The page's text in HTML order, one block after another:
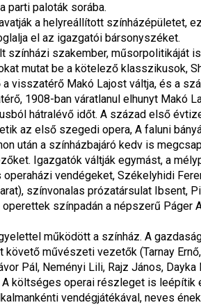
parti paloták sorába.
a helyreállított színházépületet,
el az igazgatói bársonyszéket.
színházi szakember, műsorpolitikáját
mutat be a kötelező
visszatérő Makó Lajost váltja, és a
1908-ban váratlanul elhunyt Makó
hátralévő időt. A század első
az első szegedi opera, A faluni
után a színházbajáró kedv is
Igazgatók váltják egymást, a
operaházi vendégeket, Székelyhidi
színvonalas prózatársulat Ibsent,
színpadán a népszerű Páger
működött a színház. A
követő művészeti vezetők (Tarnay
Pál, Neményi Lili, Rajz János,
költséges operai részleget is leépítik
vendégjátékával, neves